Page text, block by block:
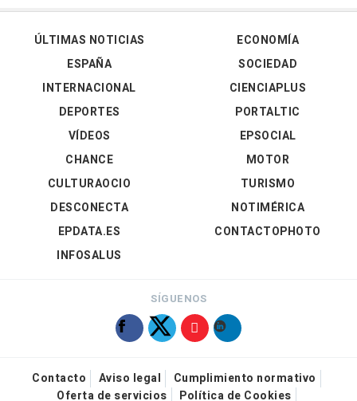
ÚLTIMAS NOTICIAS
ESPAÑA
INTERNACIONAL
DEPORTES
VÍDEOS
ECONOMÍA
SOCIEDAD
CIENCIAPLUS
PORTALTIC
EPSOCIAL
CHANCE
CULTURAOCIO
DESCONECTA
EPDATA.ES
INFOSALUS
MOTOR
TURISMO
NOTIMÉRICA
CONTACTOPHOTO
SÍGUENOS
Contacto Aviso legal
Cumplimiento normativo
Oferta de servicios
Política de Cookies